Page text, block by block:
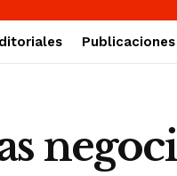
Publicaciones